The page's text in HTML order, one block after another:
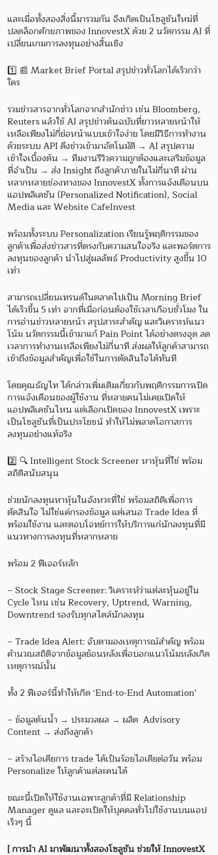
และเมื่อทั้งสองสิ่งนี้มารวมกัน จึงเกิดเป็นโซลูชันใหม่ที่
ปลดล็อกศักยภาพของ InnovestX ด้วย 2 นวัตกรรม AI ที่
เปลี่ยนเกมการลงทุนอย่างสิ้นเชิง
1️⃣ 📰 Market Brief Portal สรุปข่าวทั่วโลกได้เร็วกว่า
ใคร
รวมข่าวสารจากทั่วโลกจากสำนักข่าว เช่น Bloomberg,
Reuters แล้วใช้ AI สรุปข่าวต้นฉบับที่ยาวหลายหน้าให้
เหลือเพียงไม่กี่ย่อหน้าแบบเข้าใจง่าย โดยมีวิธีการทำงาน
ด้วยระบบ API ดึงข่าวเข้ามาอัตโนมัติ → AI สรุปความ
เข้าใจเบื้องต้น → ทีมงานรีวิวความถูกต้องและเสริมข้อมูล
ที่จำเป็น → ส่ง Insight ถึงลูกค้าภายในไม่กี่นาที ผ่าน
หลากหลายช่องทางของ InnovestX ทั้งการแจ้งเตือนบน
แอปพลิเคชัน (Personalized Notification), Social
Media และ Website CafeInvest
พร้อมทั้งระบบ Personalization เรียนรู้พฤติกรรมของ
ลูกค้าเพื่อส่งข่าวสารที่ตรงกับความสนใจจริง และพอร์ตการ
ลงทุนของลูกค้า นำไปสู่ผลลัพธ์ Productivity สูงขึ้น 10
เท่า
สามารถเปลี่ยนเทรนด์ในตลาดไปเป็น Morning Brief
ได้เร็วขึ้น 5 เท่า จากที่เมื่อก่อนต้องใช้เวลาเกือบชั่วโมง ใน
การอ่านข่าวหลายหน้า สรุปสาระสำคัญ และวิเคราะห์แนว
โน้ม นวัตกรรมนี้เข้ามาแก้ Pain Point ได้อย่างตรงจุด ลด
เวลาการทำงานเหลือเพียงไม่กี่นาที ส่งผลให้ลูกค้าสามารถ
เข้าถึงข้อมูลสำคัญเพื่อใช้ในการตัดสินใจได้ทันที
โดยคุณธัญไท ได้กล่าวเพิ่มเติมเกี่ยวกับพฤติกรรมการเปิด
การแจ้งเตือนของผู้ใช้งาน ที่หลายคนไม่เคยเปิดให้
แอปพลิเคชันไหน แต่เลือกเปิดของ InnovestX เพราะ
เป็นโซลูชันที่เป็นประโยชน์ ทำให้ไม่พลาดโอกาสการ
ลงทุนอย่างแท้จริง
2️⃣ 🔍 Intelligent Stock Screener หาหุ้นที่ใช่ พร้อม
สถิติสนับสนุน
ช่วยนักลงทุนหาหุ้นในจังหวะที่ใช่ พร้อมสถิติเพื่อการ
ตัดสินใจ ไม่ใช่แค่กรองข้อมูล แต่เสนอ Trade Idea ที่
พร้อมใช้งาน และตอบโจทย์การให้บริการแก่นักลงทุนที่มี
แนวทางการลงทุนที่หลากหลาย
พร้อม 2 ฟีเจอร์หลัก
– Stock Stage Screener: วิเคราะห์ว่าแต่ละหุ้นอยู่ใน
Cycle ไหน เช่น Recovery, Uptrend, Warning,
Downtrend รองรับทุกสไตล์นักลงทุน
– Trade Idea Alert: จับตามองเหตุการณ์สำคัญ พร้อม
คำนวณสถิติจากข้อมูลย้อนหลังเพื่อบอกแนวโน้มหลังเกิด
เหตุการณ์นั้น
ทั้ง 2 ฟีเจอร์นี้ทำให้เกิด ‘End-to-End Automation’
– ข้อมูลต้นน้ำ → ประมวลผล → ผลิต Advisory
Content → ส่งถึงลูกค้า
– สร้างไอเดียการ trade ได้เป็นร้อยไอเดียต่อวัน พร้อม
Personalize ให้ลูกค้าแต่ละคนได้
ขณะนี้เปิดให้ใช้งานเฉพาะลูกค้าที่มี Relationship
Manager ดูแล และจะเปิดให้บุคคลทั่วไปใช้งานบนแอป
เร็วๆ นี้
[ การนำ AI มาพัฒนาทั้งสองโซลูชัน ช่วยให้ InnovestX